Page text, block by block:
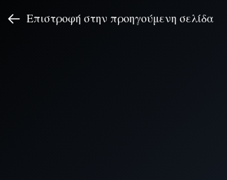
Επιστροφή στην προηγούμενη σελίδα